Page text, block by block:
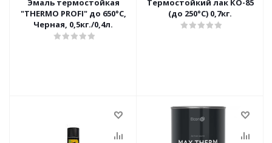
Эмаль термостойкая
"THERMO PROFI" до 650°С,
Черная, 0,5кг./0,4л.
Термостойкий лак КО-85
(до 250°C) 0,7кг.